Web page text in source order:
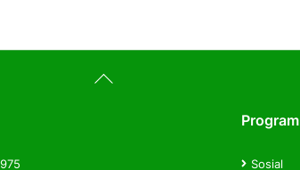
Back
To
Program
Sosial